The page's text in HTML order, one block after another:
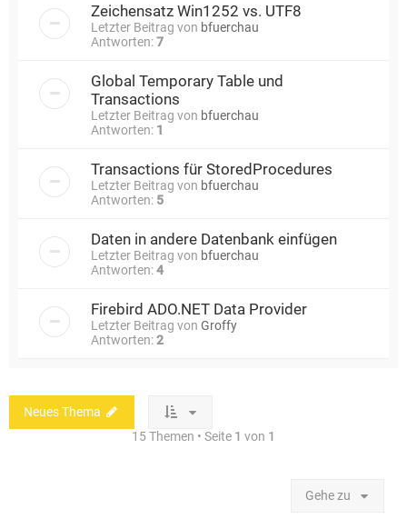
Zeichensatz Win1252 vs. UTF8
Letzter Beitrag von bfuerchau
Antworten:7
Global Temporary Table und
Transactions
Letzter Beitrag von bfuerchau
Antworten: 1
Transactions für StoredProcedures
Letzter Beitrag von bfuerchau
Antworten: 5
Daten in andere Datenbank einfügen
Letzter Beitrag von bfuerchau
Antworten:4
Firebird ADO.NET Data Provider
Letzter Beitrag von Groffy
Antworten:2
Neues Thema
15 Themen • Seite 1 von 1
Gehe zu